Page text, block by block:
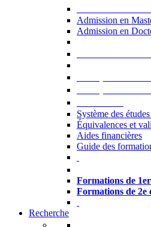
Admission en
Admission en
Système des
Équivalences et
Aides financières
Guide des
Formations de
Formations de 2e
Recherche